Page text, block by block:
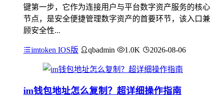
键第一步，它作为连接用户与平台数字资产服务的核心
节点，是安全便捷管理数字资产的首要环节，该入口兼
顾安全性...
imtoken IOS版 qbadmin 1.0K 2026-08-06
im钱包地址怎么复制？超详细操作指南